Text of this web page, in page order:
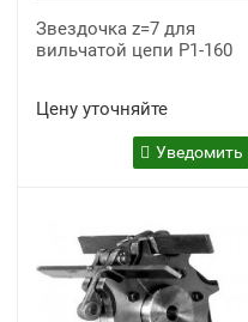
Звездочка z=7 для
вильчатой цепи P1-160
Цену уточняйте
Уведомить